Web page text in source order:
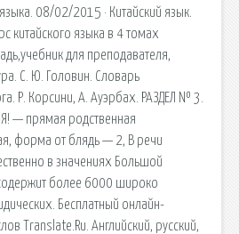
08/02/2015 · Китайский язык.
китайского языка в 4 томах
для преподавателя,
С. Ю. Головин. Словарь
Р. Корсини, А. Ауэрбах. РАЗДЕЛ № 3.
— прямая родственная
форма от блядь — 2, В речи
в значениях Большой
более 6000 широко
Бесплатный онлайн-
Translate.Ru. Английский, русский,